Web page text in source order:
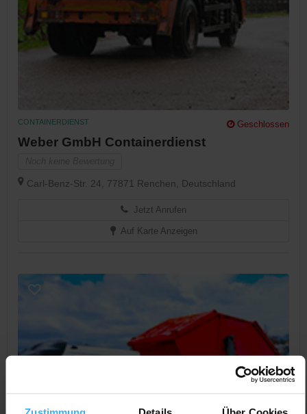
CONTAINERDIENST Geschlossen
Weber GmbH Containerdienst
Carl-Benz-Str. 24, 77871 Renchen, Deutschland
Jetzt Anrufen
Auf Karte Anzeigen